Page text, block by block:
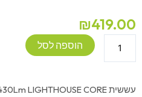
₪419.00
הוספה לסל
עששית 430Lm LIGHTHOUSE CORE